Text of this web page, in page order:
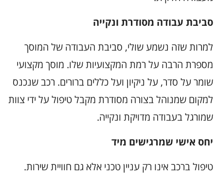
סביבת עבודה מסודרת ונקייה
למרות שזה נשמע שולי, סביבת העבודה של המוסך
מספרת הרבה על רמת המקצועיות שלו. מוסך מקצועי
שומר על סדר, על ניקיון ועל כללים ברורים. רכב שנכנס
למקום שמנוהל בצורה מסודרת מקבל טיפול על ידי צוות
שמורגל בעבודה מדויקת ונקייה.
יחס אישי שמרגישים מיד
טיפול ברכב אינו רק עניין טכני אלא גם חוויית שירות.